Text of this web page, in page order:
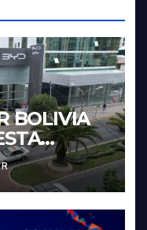
BOLIVIA
Y LA
DEL